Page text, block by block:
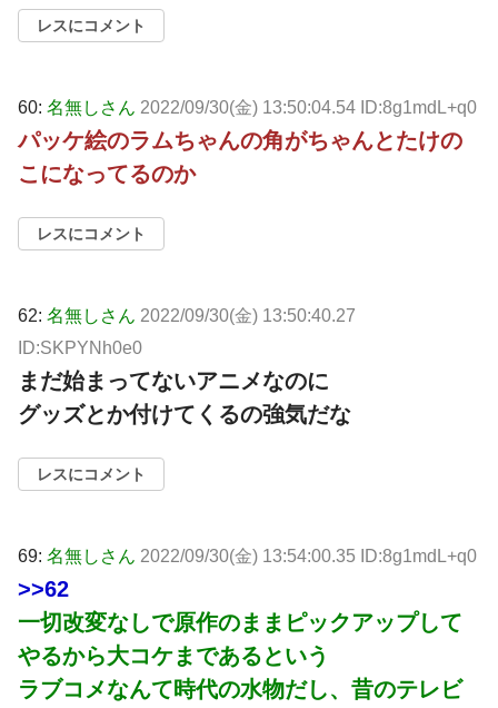
レスにコメント
60: 名無しさん 2022/09/30(金) 13:50:04.54 ID:8g1mdL+q0
パッケ絵のラムちゃんの角がちゃんとたけの
こになってるのか
レスにコメント
62: 名無しさん 2022/09/30(金) 13:50:40.27
ID:SKPYNh0e0
まだ始まってないアニメなのに
グッズとか付けてくるの強気だな
レスにコメント
69: 名無しさん 2022/09/30(金) 13:54:00.35 ID:8g1mdL+q0
>>62
一切改変なしで原作のままピックアップして
やるから大コケまであるという
ラブコメなんて時代の水物だし、昔のテレビ